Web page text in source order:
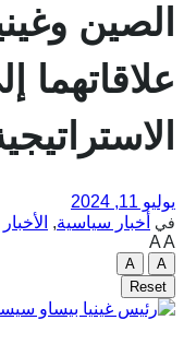
الصين
يوليو 11, 2024
في أخبار سياسية, الأخبار
AA
A
A
Reset